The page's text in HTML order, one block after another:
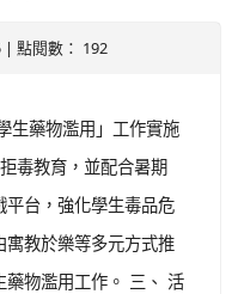
| 點閱數： 192
生藥物濫用」工作實施
毒教育，並配合暑期
平台，強化學生毒品危
教於樂等多元方式推
藥物濫用工作。 三、 活